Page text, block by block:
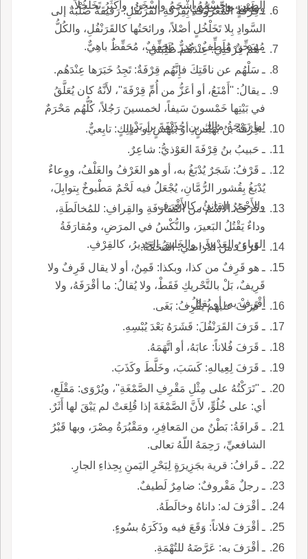
الصينِ، وجِسْمُهُ أشْحَمُ وأسْخَنُ، وأكْثَرُ تَخَلْخُلاً.
وطَعْمٍ حادٍّ حِرِّيفٍ.
ـ قِرْفَةُ المَعْروفَةُ بِقِرْفَةِ القَرَنْفُلِ: رَقيقَةٌ صُلْبَةٌ إلى
السَّوادِ بِلا تَخَلْخُلٍ أصْلاً، ورائحَتُها كالقَرَنْفُلِ، والكُلُّ
مُسَخِّنٌ مُلَطِّفٌ، مُدِرٌّ مُجَفِّفٌ، مُحَفِّظٌ باهِيٌّ.
ـ هُمْ قِرْفَتِي: عِنْدَهُم طَلِبَتي.
ـ سَلْهُم عن ناقَتِكَ فإِنَّهُم قِرْفَةٌ: تَجِدُ خَبَرَها عِنْدَهُم.
ـ يقالُ: ''أَمْنَعُ، أو أعَزُّ من أُمِّ قِرْفَةَ''، لأَنَّهُ كان يُعَلَّقُ
في بَيْتِها خَمْسونَ سَيفاً، لخمسينَ رَجُلاً، كُلُّهُم مَحْرَمٌ
لها زَوْجَةُ مالِكِ بنِ حُذَيْفَةَ بنِ بَدْرٍ.
ـ قِرْفَةُ بنُ بُهَيْسٍ، أو بَيْهَسٍ أو مالِكٍ: تابِعيٌّ.
ـ حَبيبُ بنُ قِرْفَةَ العَوْذيُّ: شاعِرٌ.
ـ قَرْفُ: شَجَرٌ يُدْبَغُ به، أو هو الغَرْفُ والغَلْفُ، ووِعاءٌ
يُدْبَغُ بِقُشور الرُّمَّانِ، يُجْعَلُ فيه لَحْمٌ مَطْبوخٌ بِتوابِلَ،
والأَحْمَرُ القانِئُ، كالأَقْرَفِ.
ـ قَرَفُ: الاسْمُ من المُقارَفَةِ والقِرافِ: للمُخالَطَةِ،
وداءٌ يَقْتُلُ البَعيرَ، والنُّكْسُ في المرَضِ، ومُقارَفَةُ
الوَباءِ والعَدْوى، والخَليقُ الجَديرُ، كالقِرْفِ.ـ قَرَفُ من الأَراضي: المَحَمَّةُ.
ـ هو قَرِفٌ من كذا، وبكذا: قَمِنٌ، أو لا يقال قَرِفٌ ولا
قَرِيفٌ، بَلْ بالتَّحْريكِ فَقَطْ، ولا يُقالُ: ما أقْرَفَهُ، ولا
أقْرِفْ به، أو يُقالُ.ـ قَرَفَ عليهم يَقْرِفُ: بَغَى.
ـ قَرَفَ القَرَنْفُلَ: قَشَرَهُ بَعْدَ يُبْسِهِ.
ـ قَرَفَ فُلاناً: عابَهُ، أو اتَّهَمَهُ.
ـ قَرَفَ لِعِيالهِ: كَسَبَ، وخَلَّطَ وكَذَبَ.
ـ ''تَرَكْتُهُ على مِثْلِ مَقْرِفِ الصَّمْغَةِ''، ويُرْوَى: مَقْلَعِ،
أي: على خُلُوٍّ، لأَنَّ الصَّمْغَةَ إذا قُلِعَتْ لم يَبْقَ لها أَثَرٌ.
ـ قَرافَةُ: بَطْنٌ من المَعافِرِ، ومَقْبُرَةُ مِصْرَ، وبها قَبْرُ
الشافعيِّ، رَحِمَهُ اللّهُ تعالى.
ـ قَرافُ: قرية بجَزِيرَةٍ لِبَحْرِ اليَمنِ بِحِذاءِ الجارِ.
ـ رجلٌ مَقْروفٌ: ضامِرٌ لَطيفٌ.
ـ أقْرَفَ له: داناهُ وخالَطَهُ.
ـ أقْرَفَ فلاناً: وَقَعَ فيه وذَكَرَهُ بسُوءٍ.
ـ أقْرَفَ به: عَرَّضَهُ للتُهْمَةِ.